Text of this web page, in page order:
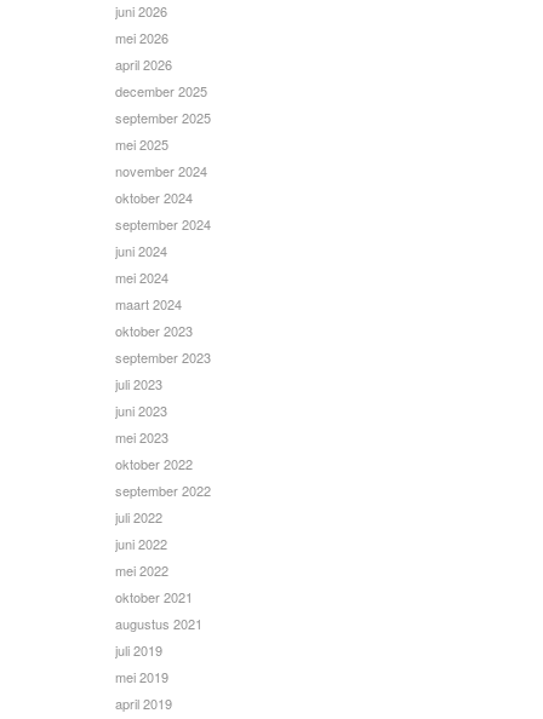
juni 2026
mei 2026
april 2026
december 2025
september 2025
mei 2025
november 2024
oktober 2024
september 2024
juni 2024
mei 2024
maart 2024
oktober 2023
september 2023
juli 2023
juni 2023
mei 2023
oktober 2022
september 2022
juli 2022
juni 2022
mei 2022
oktober 2021
augustus 2021
juli 2019
mei 2019
april 2019